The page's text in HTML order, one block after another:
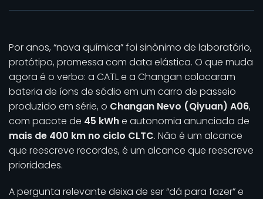
Por anos, “nova química” foi sinônimo de laboratório,
protótipo, promessa com data elástica. O que muda
agora é o verbo: a CATL e a Changan colocaram
bateria de íons de sódio em um carro de passeio
produzido em série, o Changan Nevo (Qiyuan) A06,
com pacote de 45 kWhe autonomia anunciada de
mais de 400 km no ciclo CLTC. Não é um alcance
que reescreve recordes, é um alcance que reescreve
prioridades.
A pergunta relevante deixa de ser “dá para fazer” e